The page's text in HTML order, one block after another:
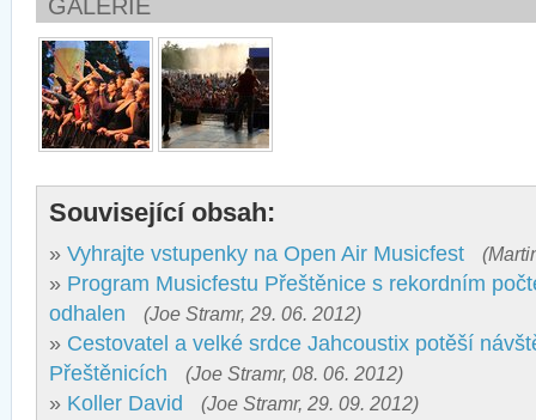
GALERIE
Související obsah:
» Vyhrajte vstupenky na Open Air Musicfest
» Program Musicfestu Přeštěnice s rekordním
odhalen
(Joe Stramr, 29. 06. 2012)
» Cestovatel a velké srdce Jahcoustix potěší
Přeštěnicích
(Joe Stramr, 08. 06. 2012)
» Koller David (Joe Stramr, 29. 09. 2012)